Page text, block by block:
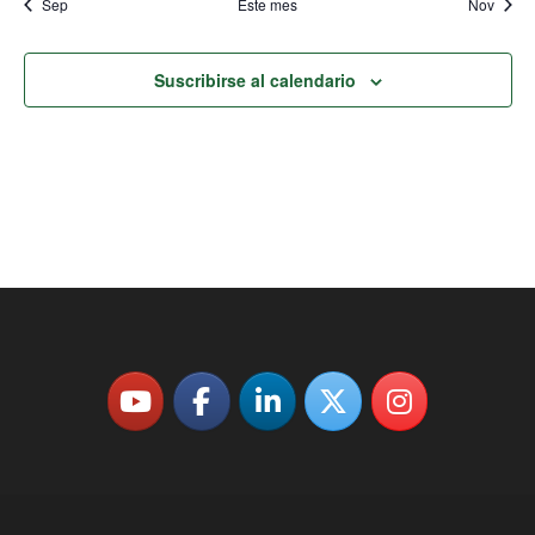
Sep Este mes Nov
Suscribirse al calendario